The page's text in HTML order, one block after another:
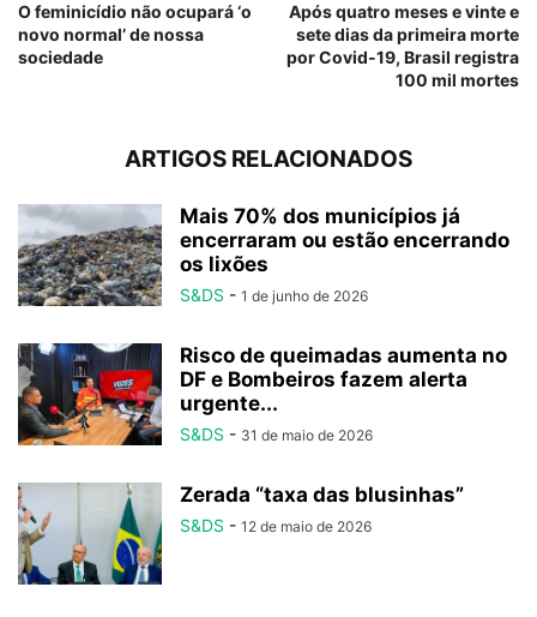
O feminicídio não ocupará ‘o
novo normal’ de nossa
sociedade
Após quatro meses e vinte e
sete dias da primeira morte
por Covid-19, Brasil registra
100 mil mortes
ARTIGOS RELACIONADOS
Mais 70% dos municípios já
encerraram ou estão encerrando
os lixões
S&DS - 1 de junho de 2026
Risco de queimadas aumenta no
DF e Bombeiros fazem alerta
urgente...
S&DS - 31 de maio de 2026
Zerada “taxa das blusinhas”
S&DS - 12 de maio de 2026